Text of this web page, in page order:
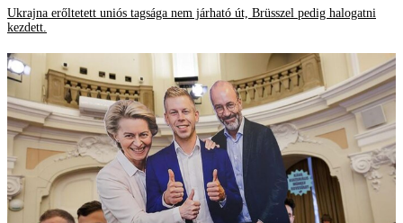
Ukrajna erőltetett uniós tagsága nem járható út, Brüsszel pedig halogatni
kezdett.